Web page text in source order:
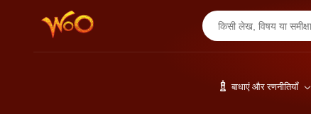
बाधाएं और रणनीतियाँ